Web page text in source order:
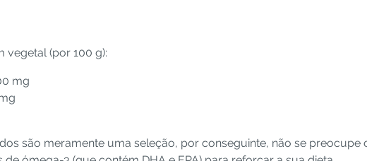
vegetal (por 100 g):
mg
são meramente uma seleção, por conseguinte, não se